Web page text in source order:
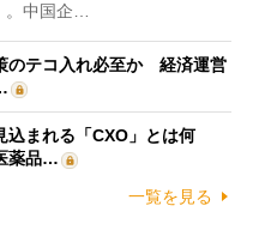
。中国企…
のテコ入れ必至か 経済運営
込まれる「CXO」とは何
薬品…
一覧を見る